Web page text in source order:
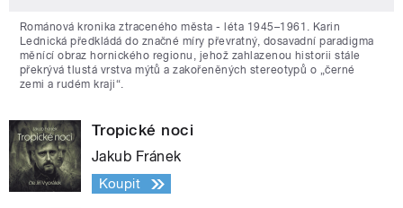
Románová kronika ztraceného města - léta 1945–1961. Karin
Lednická předkládá do značné míry převratný, dosavadní paradigma
měnící obraz hornického regionu, jehož zahlazenou historii stále
překrývá tlustá vrstva mýtů a zakořeněných stereotypů o „černé
zemi a rudém kraji“.
Tropické noci
Jakub Fránek
Koupit